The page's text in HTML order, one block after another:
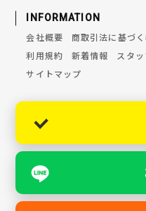
INFORMATION
会社概要 商取引法に基づく
利用規約
新着情報 スタッ
サイトマップ